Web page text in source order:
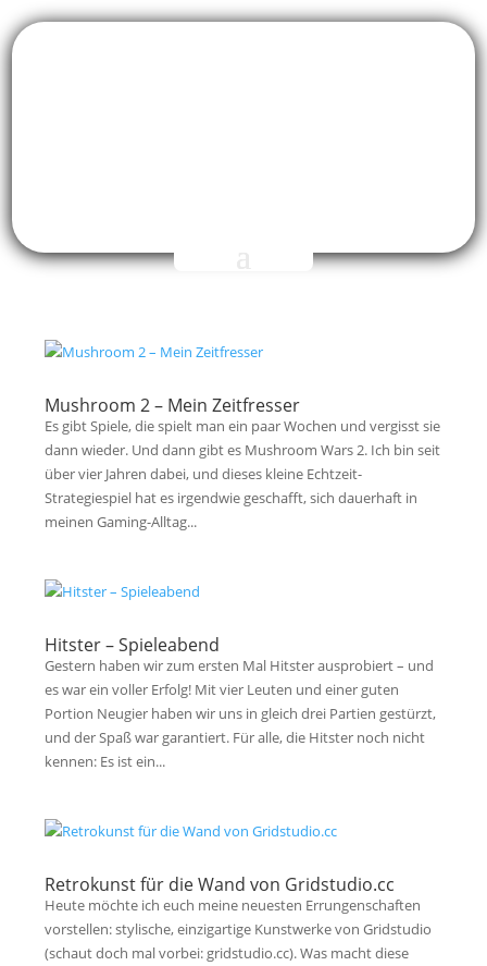
Mushroom 2 – Mein Zeitfresser
Es gibt Spiele, die spielt man ein paar Wochen und vergisst sie
dann wieder. Und dann gibt es Mushroom Wars 2. Ich bin seit
über vier Jahren dabei, und dieses kleine Echtzeit-
Strategiespiel hat es irgendwie geschafft, sich dauerhaft in
meinen Gaming-Alltag...
Hitster – Spieleabend
Gestern haben wir zum ersten Mal Hitster ausprobiert – und
es war ein voller Erfolg! Mit vier Leuten und einer guten
Portion Neugier haben wir uns in gleich drei Partien gestürzt,
und der Spaß war garantiert. Für alle, die Hitster noch nicht
kennen: Es ist ein...
Retrokunst für die Wand von Gridstudio.cc
Heute möchte ich euch meine neuesten Errungenschaften
vorstellen: stylische, einzigartige Kunstwerke von Gridstudio
(schaut doch mal vorbei: gridstudio.cc). Was macht diese